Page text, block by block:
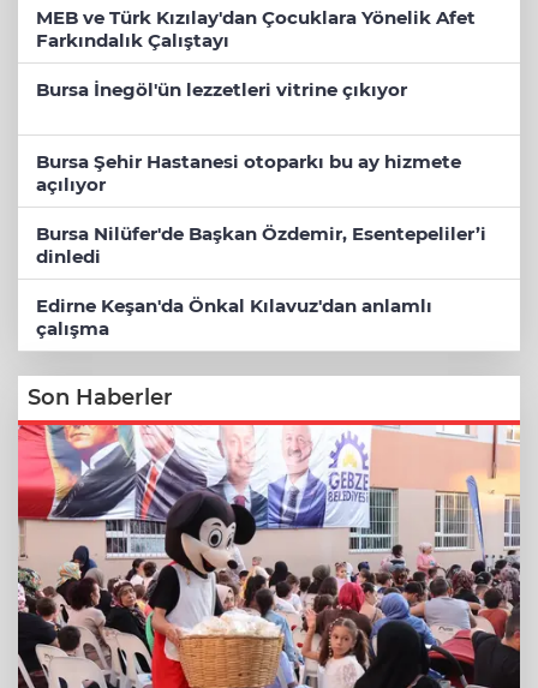
MEB ve Türk Kızılay'dan Çocuklara Yönelik Afet
Farkındalık Çalıştayı
Bursa İnegöl'ün lezzetleri vitrine çıkıyor
Bursa Şehir Hastanesi otoparkı bu ay hizmete
açılıyor
Bursa Nilüfer'de Başkan Özdemir, Esentepeliler’i
dinledi
Edirne Keşan'da Önkal Kılavuz'dan anlamlı
çalışma
Son Haberler